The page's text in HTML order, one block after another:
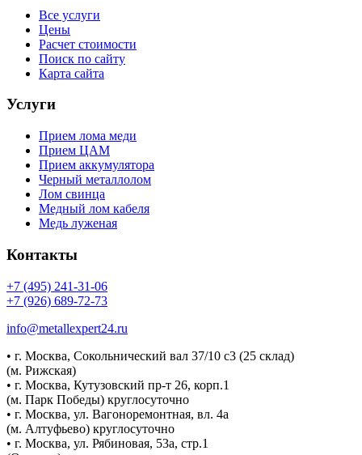
Все услуги
Цены
Расчет стоимости
Поиск по сайту
Карта сайта
Услуги
Прием лома меди
Прием ЦАМ
Прием аккумулятора
Черный металлолом
Лом свинца
Медный лом кабеля
Медь луженая
Контакты
+7 (495) 241-31-06
+7 (926) 689-72-73
info@metallexpert24.ru
• г. Москва, Сокольнический вал 37/10 с3 (25 склад)
(м. Рижская)
• г. Москва, Кутузовский пр-т 26, корп.1
(м. Парк Победы) круглосуточно
• г. Москва, ул. Вагоноремонтная, вл. 4а
(м. Алтуфьево) круглосуточно
• г. Москва, ул. Рябиновая, 53а, стр.1